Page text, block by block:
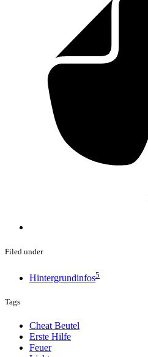
Filed under
Hintergrundinfos5
Tags
Cheat Beutel
Erste Hilfe
Feuer